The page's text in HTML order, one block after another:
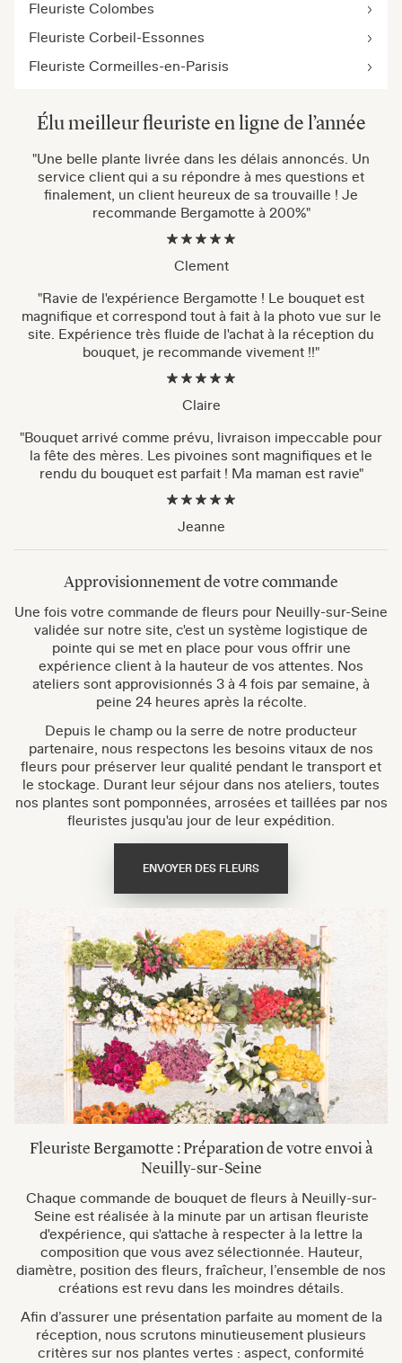
Fleuriste Colombes
Fleuriste Corbeil-Essonnes
Fleuriste Cormeilles-en-Parisis
Élu meilleur fleuriste en ligne de l’année
"Une belle plante livrée dans les délais annoncés. Un
service client qui a su répondre à mes questions et
finalement, un client heureux de sa trouvaille ! Je
recommande Bergamotte à 200%"
Clement
"Ravie de l'expérience Bergamotte ! Le bouquet est
magnifique et correspond tout à fait à la photo vue sur le
site. Expérience très fluide de l'achat à la réception du
bouquet, je recommande vivement !!"
Claire
"Bouquet arrivé comme prévu, livraison impeccable pour
la fête des mères. Les pivoines sont magnifiques et le
rendu du bouquet est parfait ! Ma maman est ravie"
Jeanne
Approvisionnement de votre commande
Une fois votre commande de fleurs pour Neuilly-sur-Seine
validée sur notre site, c'est un système logistique de
pointe qui se met en place pour vous offrir une
expérience client à la hauteur de vos attentes. Nos
ateliers sont approvisionnés 3 à 4 fois par semaine, à
peine 24 heures après la récolte.
Depuis le champ ou la serre de notre producteur
partenaire, nous respectons les besoins vitaux de nos
fleurs pour préserver leur qualité pendant le transport et
le stockage. Durant leur séjour dans nos ateliers, toutes
nos plantes sont pomponnées, arrosées et taillées par nos
fleuristes jusqu'au jour de leur expédition.
ENVOYER DES FLEURS
Fleuriste Bergamotte : Préparation de votre envoi à
Neuilly-sur-Seine
Chaque commande de bouquet de fleurs à Neuilly-sur-
Seine est réalisée à la minute par un artisan fleuriste
d'expérience, qui s'attache à respecter à la lettre la
composition que vous avez sélectionnée. Hauteur,
diamètre, position des fleurs, fraîcheur, l’ensemble de nos
créations est revu dans les moindres détails.
Afin d’assurer une présentation parfaite au moment de la
réception, nous scrutons minutieusement plusieurs
critères sur nos plantes vertes : aspect, conformité